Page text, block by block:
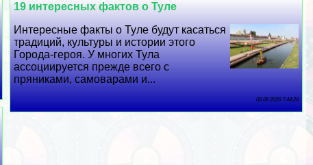
19 интересных фактов о Туле
Интересные факты о Туле будут касаться
традиций, культуры и истории этого
Города-героя. У многих Тула
ассоциируется прежде всего с
пряниками, самоварами и...
06 08 2026 7:44:26